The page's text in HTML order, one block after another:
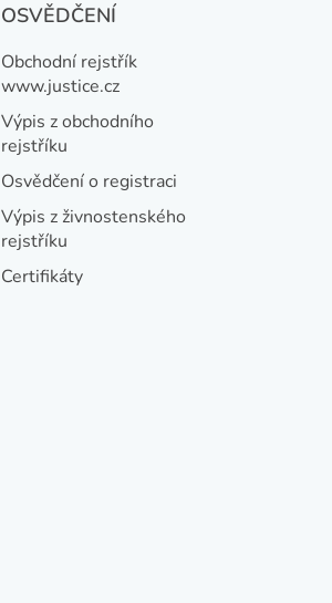
OSVĚDČENÍ
Obchodní rejstřík
www.justice.cz
Výpis z obchodního
rejstříku
Osvědčení o registraci
Výpis z živnostenského
rejstříku
Certifikáty